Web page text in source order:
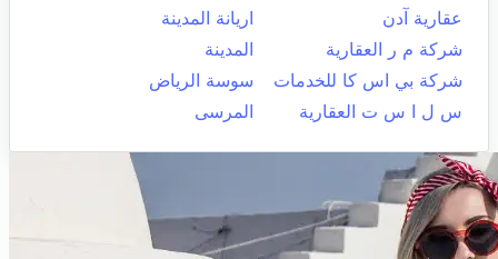
عقارية آدن
اريانة المدينة
شركة م ر العقارية
المدينة
شركة بي اس كا للخدمات
سوسة الرياض
س ل ا س ت العقارية
المرسى